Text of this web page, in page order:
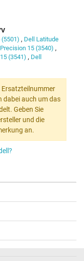
(5501) , Dell Latitude
15 (3540) ,
(3541) , Dell
Ersatzteilnummer
dabei auch um das
Geben Sie
und die
an.